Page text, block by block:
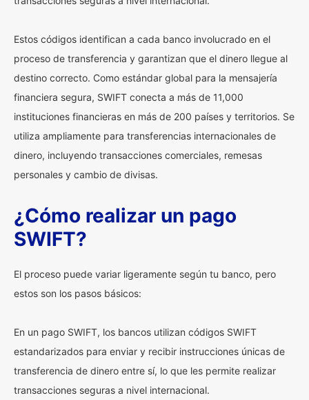
Estos códigos identifican a cada banco involucrado en el
proceso de transferencia y garantizan que el dinero llegue al
destino correcto. Como estándar global para la mensajería
financiera segura, SWIFT conecta a más de 11,000
instituciones financieras en más de 200 países y territorios. Se
utiliza ampliamente para transferencias internacionales de
dinero, incluyendo transacciones comerciales, remesas
personales y cambio de divisas.
¿Cómo realizar un pago
SWIFT?
El proceso puede variar ligeramente según tu banco, pero
estos son los pasos básicos:
En un pago SWIFT, los bancos utilizan códigos SWIFT
estandarizados para enviar y recibir instrucciones únicas de
transferencia de dinero entre sí, lo que les permite realizar
transacciones seguras a nivel internacional.